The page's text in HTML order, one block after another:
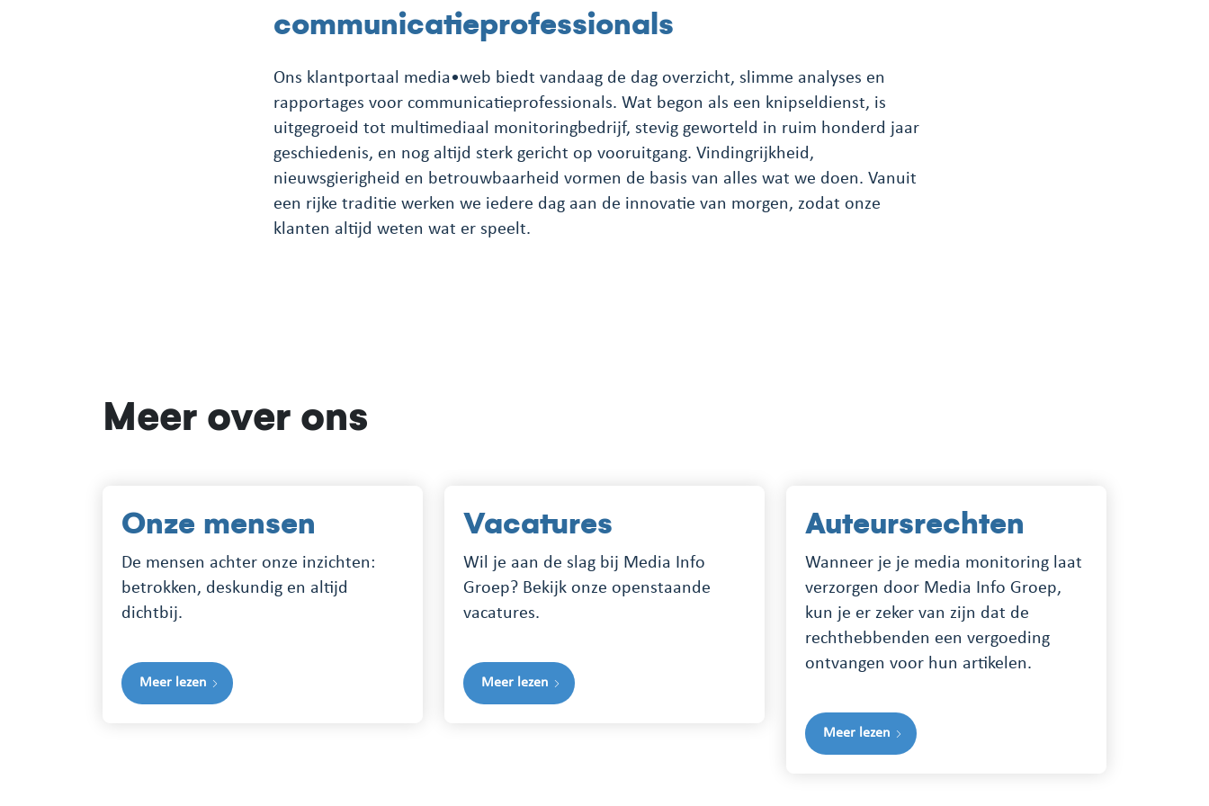
communicatieprofessionals
Ons klantportaal media•web biedt vandaag de dag overzicht, slimme analyses en
rapportages voor communicatieprofessionals. Wat begon als een knipseldienst, is
uitgegroeid tot multimediaal monitoringbedrijf, stevig geworteld in ruim honderd jaar
geschiedenis, en nog altijd sterk gericht op vooruitgang. Vindingrijkheid,
nieuwsgierigheid en betrouwbaarheid vormen de basis van alles wat we doen. Vanuit
een rijke traditie werken we iedere dag aan de innovatie van morgen, zodat onze
klanten altijd weten wat er speelt.
Meer over ons
Onze mensen
De mensen achter onze inzichten:
betrokken, deskundig en altijd
dichtbij.
Meer lezen
Vacatures
Wil je aan de slag bij Media Info
Groep? Bekijk onze openstaande
vacatures.
Meer lezen
Auteursrechten
Wanneer je je media monitoring laat
verzorgen door Media Info Groep,
kun je er zeker van zijn dat de
rechthebbenden een vergoeding
ontvangen voor hun artikelen.
Meer lezen